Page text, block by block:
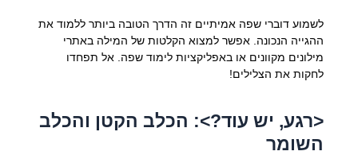
לשמוע דוברי שפה אמיתיים זה הדרך הטובה ביותר ללמוד את
ההגייה הנכונה. אפשר למצוא הקלטות של המילה באתרי
מילונים מקוונים או באפליקציות לימוד שפה. אל תפחדו
לחקות את הצלילים!
<רגע, יש עוד?>: הכלב הקטן והכלב
השומר